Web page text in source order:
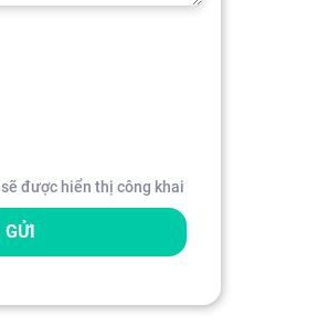
được hiển thị công khai
GỬI